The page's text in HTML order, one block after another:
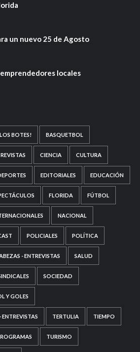
un nuevo 25 de Agosto
locales
BOTES! BASQUETBOL
CIENCIA CULTURA
EDITORIALES EDUCACIÓN
FLORIDA FÚTBOL
NACIONAL
POLICIALES POLÍTICA
- ENTREVISTAS SALUD
SOCIEDAD
Y GOLES
TERTULIA TIEMPO
TURISMO